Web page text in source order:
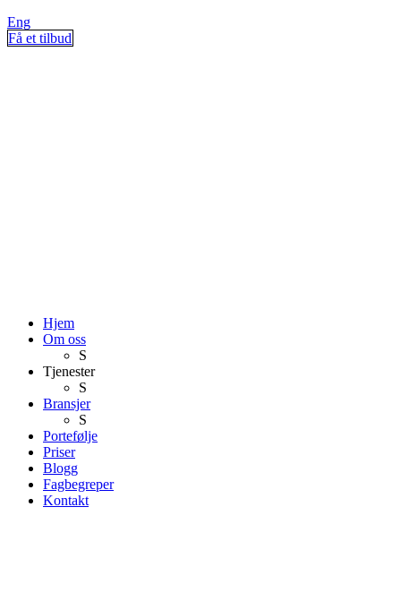
Eng
Få et tilbud
Hjem
Om oss
S
Tjenester
S
Bransjer
S
Portefølje
Priser
Blogg
Fagbegreper
Kontakt